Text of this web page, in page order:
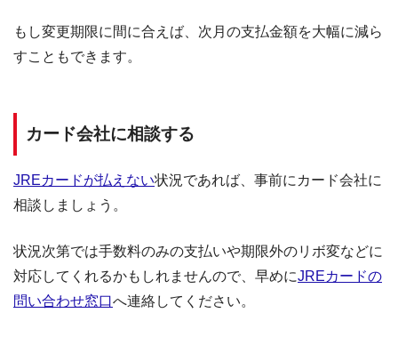
もし変更期限に間に合えば、次月の支払金額を大幅に減ら
すこともできます。
カード会社に相談する
JREカードが払えない状況であれば、事前にカード会社に
相談しましょう。
状況次第では手数料のみの支払いや期限外のリボ変などに
対応してくれるかもしれませんので、早めにJREカードの
問い合わせ窓口へ連絡してください。